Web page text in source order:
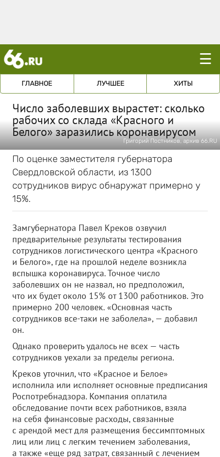
☰
ГЛАВНОЕ ЛУЧШЕЕ ХИТЫ
Число заболевших вырастет: сколько
рабочих со склада «Красного и
Белого» заразились коронавирусом
Григорий Постников, архив 66.RU
По оценке заместителя губернатора
Свердловской области, из 1300
сотрудников вирус обнаружат примерно у
15%.
Замгубернатора Павел Креков озвучил
предварительные результаты тестирования
сотрудников логистического центра «Красного
и Белого», где на прошлой неделе возникла
вспышка коронавируса. Точное число
заболевших он не назвал, но предположил,
что их будет около 15% от 1300 работников. Это
примерно 200 человек. «Основная часть
сотрудников все-таки не заболела», — добавил
он.
Однако проверить удалось не всех — часть
сотрудников уехали за пределы региона.
Креков уточнил, что «Красное и Белое»
исполнила или исполняет основные предписания
Роспотребнадзора. Компания оплатила
обследование почти всех работников, взяла
на себя финансовые расходы, связанные
с арендой мест для размещения бессимптомных
лиц или лиц с легким течением заболевания,
а также «еще ряд затрат, связанный с лечением